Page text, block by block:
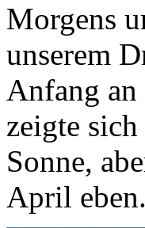
Morgens
unserem
Anfang
zeigte
Sonne,
April